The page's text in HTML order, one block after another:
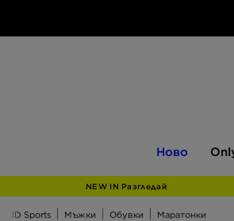
Ново
JD
NEW IN Разгледай
JD Sports Мъжки Обувки Маратонки